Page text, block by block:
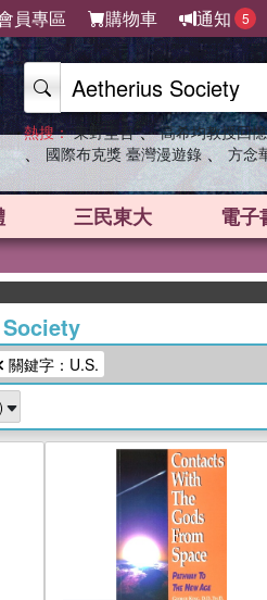
員專區 購物車 通知 5
熱搜： 東野圭吾 、 高希均教授回
、 國際布克獎 臺灣漫遊錄 、 方念
三民東大 電子
關鍵字：U.S.